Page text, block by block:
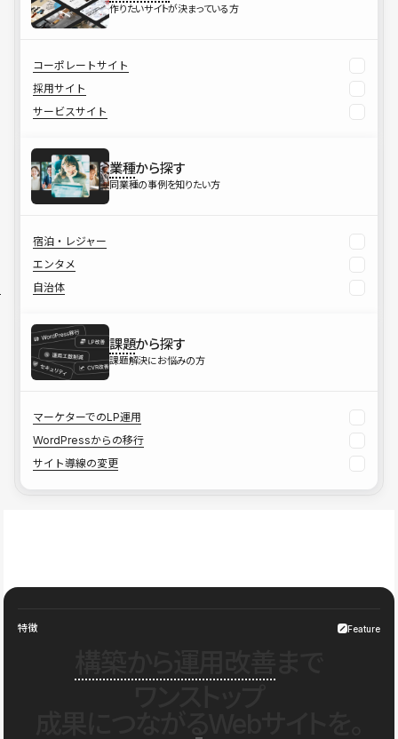
作りたいサイトが決まっている方
コーポレートサイト
採用サイト
サービスサイト
業種から探す
同業種の事例を知りたい方
宿泊・レジャー
エンタメ
自治体
課題から探す
課題解決にお悩みの方
マーケターでのLP運用
WordPressからの移行
サイト導線の変更
特徴 Feature